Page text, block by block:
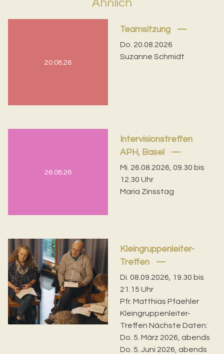
Ähnlich
20.08.26
Teamsitzung
Do. 20.08.2026
Suzanne Schmidt
26.08.26
Intervisionstreffen
APH, Basel
Mi. 26.08.2026, 09.30 bis
12.30 Uhr
Maria Zinsstag
Kleingruppenleiter-
Treffen
Di. 08.09.2026, 19.30 bis
21.15 Uhr
Pfr. Matthias Pfaehler
Kleingruppenleiter-
Treffen Nächste Daten:
Do. 5. März 2026, abends
Do. 5. Juni 2026, abends